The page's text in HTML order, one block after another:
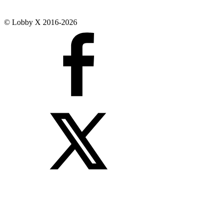
© Lobby X 2016-2026